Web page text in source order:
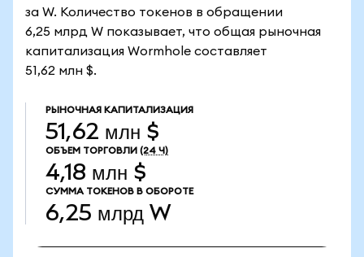
за W. Количество токенов в обращении
6,25 млрд W показывает, что общая рыночная
капитализация Wormhole составляет
51,62 млн $.
РЫНОЧНАЯ КАПИТАЛИЗАЦИЯ
51,62 млн $
ОБЪЕМ ТОРГОВЛИ (24 Ч)
4,18 млн $
СУММА ТОКЕНОВ В ОБОРОТЕ
6,25 млрд W